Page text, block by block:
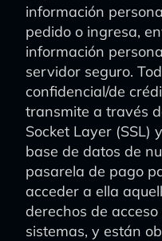
información
pedido o ingresa,
información
servidor seguro.
confidencial/de
transmite a través
Socket Layer (SSL)
base de datos de
pasarela de pago
acceder a ella
derechos de
sistemas, y están